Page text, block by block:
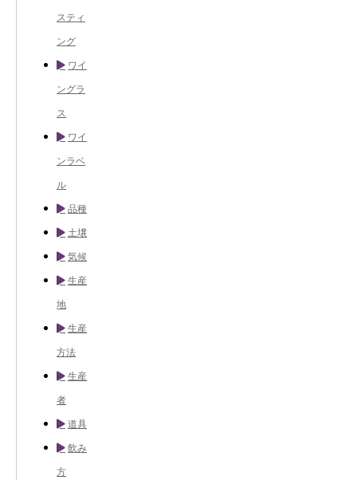
スティ
ング
ワイ
ングラ
ス
ワイ
ンラベ
ル
品種
土壌
気候
生産
地
生産
方法
生産
者
道具
飲み
方